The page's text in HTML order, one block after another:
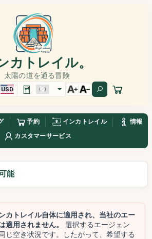
カトレイル。
太陽の道を通る冒険
USD
予約 インカトレイル
情報
カスタマーサービス
能
カトレイル自体に適用され、当社のエー
適用されません。
選択するエージェン
じ空き状況です。したがって、希望する